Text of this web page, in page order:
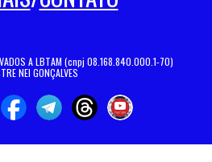
A LBTAM (cnpj 08.168.840.000.1-70)
NEI GONÇALVES